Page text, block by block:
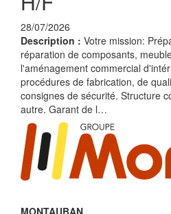
28/07/2026
Description : Votre mission:
réparation de composants,
l'aménagement commercial
procédures de fabrication, de
consignes de sécurité. Structure
autre. Garant de l…
MONTAUBAN